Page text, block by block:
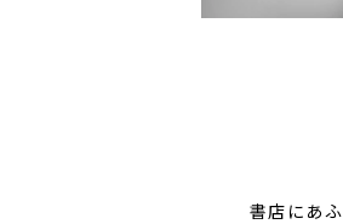
書店にあふ